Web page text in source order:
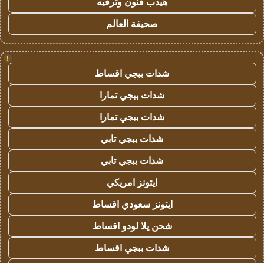
صحيفة العالم
!
شدات ببجي اقساط
شدات ببجي تمارا
شدات ببجي تمارا
شدات ببجي تابي
شدات ببجي تابي
ايتونز امريكي
ايتونز سعودي اقساط
شحن يلا لودو اقساط
شدات ببجي اقساط